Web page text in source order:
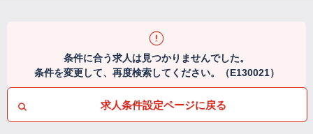
条件に合う求人は見つかりませんでした。
条件を変更して、再度検索してください。（E130021）
求人条件設定ページに戻る